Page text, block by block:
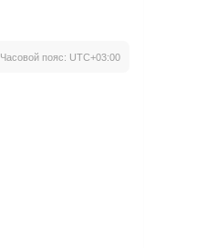
Часовой пояс: UTC+03:00